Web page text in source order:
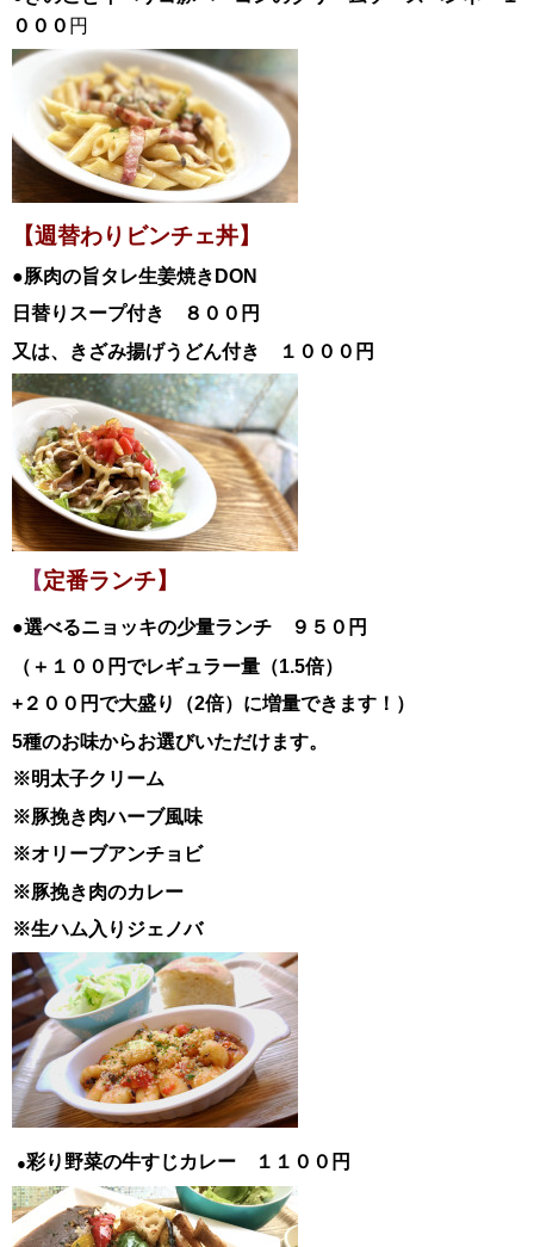
０００ 円
【週替わりビンチェ丼】
●豚肉の旨タレ生姜焼き DON
日替りスープ付き ８００円
又は、きざみ揚げうどん付き １０００円
【定番ランチ】
●選べるニョッキの少量ランチ ９５０円
（＋１００円でレギュラー量（1.5倍）
+２００円で大盛り（2倍）に増量できます！）
5種のお味からお選びいただけます。
※明太子クリーム
※豚挽き肉ハーブ風味
※オリーブアンチョビ
※豚挽き肉のカレー
※生ハム入りジェノバ
●彩り野菜の牛すじカレー １１００円